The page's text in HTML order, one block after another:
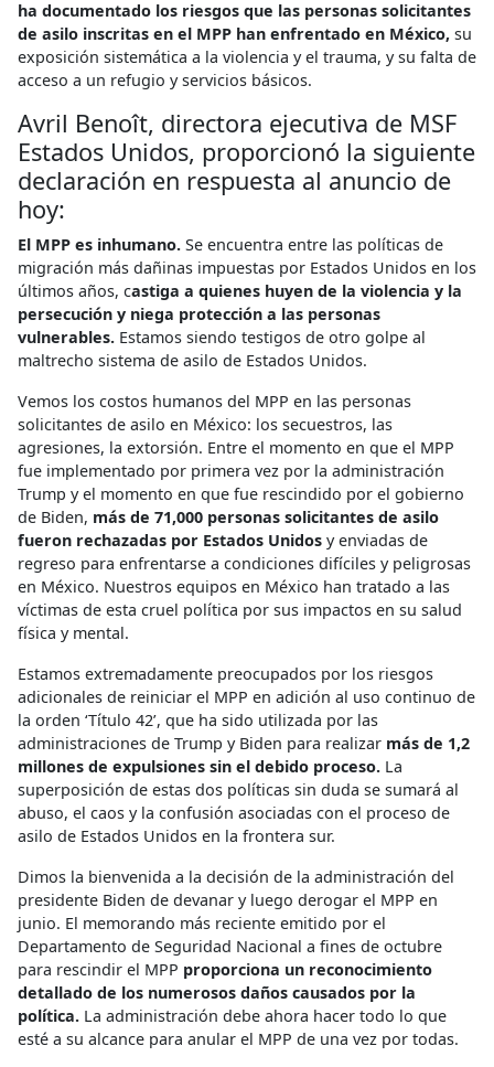
ha documentado los riesgos que las personas solicitantes
de asilo inscritas en el MPP han enfrentado en México, su
exposición sistemática a la violencia y el trauma, y ​​su falta de
acceso a un refugio y servicios básicos.
Avril Benoît, directora ejecutiva de MSF
Estados Unidos, proporcionó la siguiente
declaración en respuesta al anuncio de
hoy:
El MPP es inhumano. Se encuentra entre las políticas de
migración más dañinas impuestas por Estados Unidos en los
últimos años, castiga a quienes huyen de la violencia y la
persecución y niega protección a las personas
vulnerables. Estamos siendo testigos de otro golpe al
maltrecho sistema de asilo de Estados Unidos.
Vemos los costos humanos del MPP en las personas
solicitantes de asilo en México: los secuestros, las
agresiones, la extorsión. Entre el momento en que el MPP
fue implementado por primera vez por la administración
Trump y el momento en que fue rescindido por el gobierno
de Biden, más de 71,000 personas solicitantes de asilo
fueron rechazadas por Estados Unidos y enviadas de
regreso para enfrentarse a condiciones difíciles y peligrosas
en México. Nuestros equipos en México han tratado a las
víctimas de esta cruel política por sus impactos en su salud
física y mental.
Estamos extremadamente preocupados por los riesgos
adicionales de reiniciar el MPP en adición al uso continuo de
la orden ‘Título 42’, que ha sido utilizada por las
administraciones de Trump y Biden para realizar más de 1,2
millones de expulsiones sin el debido proceso. La
superposición de estas dos políticas sin duda se sumará al
abuso, el caos y la confusión asociadas con el proceso de
asilo de Estados Unidos en la frontera sur.
Dimos la bienvenida a la decisión de la administración del
presidente Biden de devanar y luego derogar el MPP en
junio. El memorando más reciente emitido por el
Departamento de Seguridad Nacional a fines de octubre
para rescindir el MPP proporciona un reconocimiento
detallado de los numerosos daños causados ​​por la
política. La administración debe ahora hacer todo lo que
esté a su alcance para anular el MPP de una vez por todas.